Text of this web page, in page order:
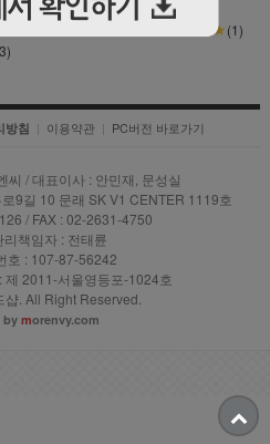
59,000원
★★★★★(1)
방침 | 이용약관 | PC버전 바로가기
씨 / 대표이사 : 안민재, 문성실
9길 10 문래 SK V1 CENTER 1119호
/ FAX : 02-2631-4750
책임자 : 전태륜
호 : 107-87-56242
제 2011-서울영등포-1024호
. All Right Reserved.
by morenvy.com